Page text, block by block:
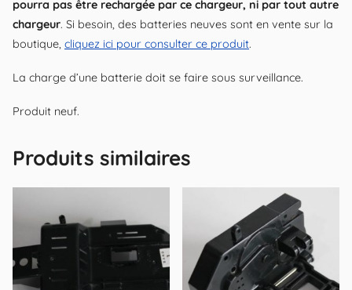
pourra pas être rechargée par ce chargeur, ni par tout autre
chargeur. Si besoin, des batteries neuves sont en vente sur la
boutique, cliquez ici pour consulter ce produit.
La charge d’une batterie doit se faire sous surveillance.
Produit neuf.
Produits similaires